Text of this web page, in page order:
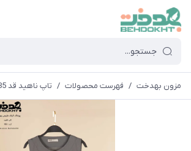
مزون بهدخت / فهرست محصولات / تاپ ناهید قد 85